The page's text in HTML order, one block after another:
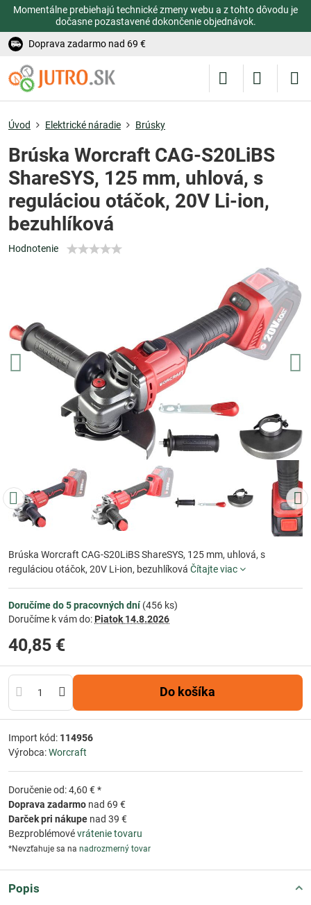
Momentálne prebiehajú technické zmeny webu a z tohto dôvodu je
dočasne pozastavené dokončenie objednávok.
Doprava zadarmo nad 69 €
Úvod Elektrické náradie Brúsky
Brúska Worcraft CAG-S20LiBS
ShareSYS, 125 mm, uhlová, s
reguláciou otáčok, 20V Li-ion,
bezuhlíková
Hodnotenie
Brúska Worcraft CAG-S20LiBS ShareSYS, 125 mm, uhlová, s
reguláciou otáčok, 20V Li-ion, bezuhlíková Čítajte viac
Doručíme do 5 pracovných dní(456 ks)
Doručíme k vám do: Piatok 14.8.2026
40,85 €
Do košíka
Import kód: 114956
Výrobca:Worcraft
Doručenie od: 4,60 € *
Doprava zadarmo nad 69 €
Darček pri nákupe nad 39 €
Bezproblémovévrátenie tovaru
*Nevzťahuje sa na nadrozmerný tovar
Popis